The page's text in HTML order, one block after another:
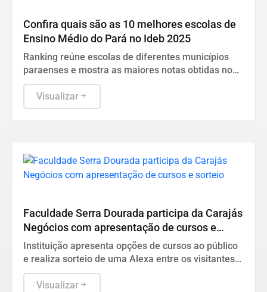
Confira quais são as 10 melhores escolas de
Ensino Médio do Pará no Ideb 2025
Ranking reúne escolas de diferentes municípios
paraenses e mostra as maiores notas obtidas no
estado
Visualizar
Faculdade Serra Dourada participa da Carajás
Negócios com apresentação de cursos e
sorteio
Instituição apresenta opções de cursos ao público
e realiza sorteio de uma Alexa entre os visitantes
do stand durante o evento
Visualizar